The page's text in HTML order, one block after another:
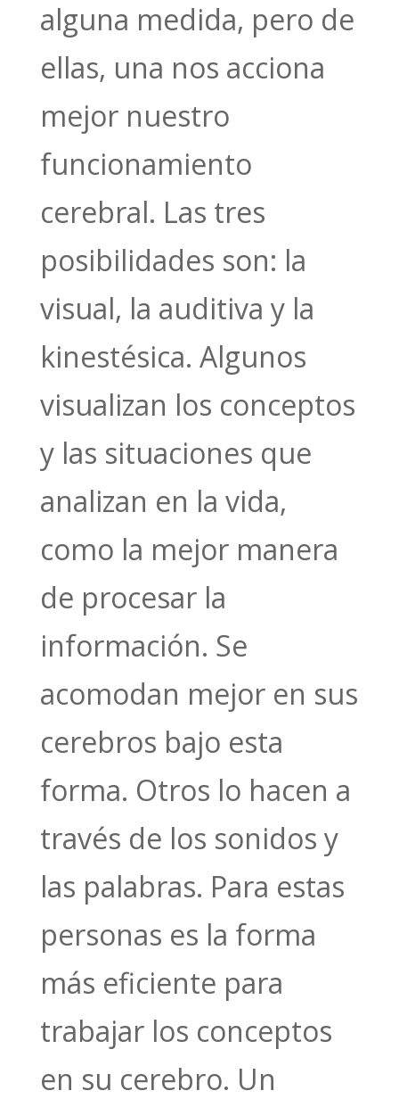
alguna medida, pero de
ellas, una nos acciona
mejor nuestro
funcionamiento
cerebral. Las tres
posibilidades son: la
visual, la auditiva y la
kinestésica. Algunos
visualizan los conceptos
y las situaciones que
analizan en la vida,
como la mejor manera
de procesar la
información. Se
acomodan mejor en sus
cerebros bajo esta
forma. Otros lo hacen a
través de los sonidos y
las palabras. Para estas
personas es la forma
más eficiente para
trabajar los conceptos
en su cerebro. Un